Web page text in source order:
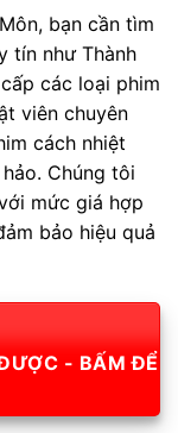
bạn cần tìm
tín như Thành
các loại phim
viên chuyên
cách nhiệt
Chúng tôi
mức giá hợp
bảo hiệu quả
- BẤM ĐỂ